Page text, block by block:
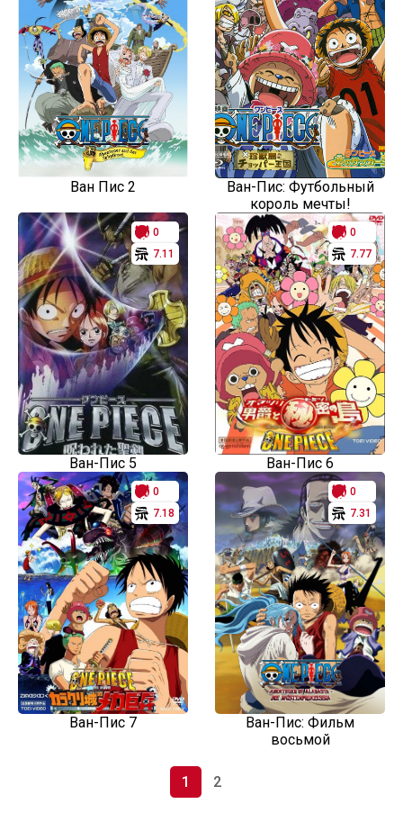
Ван Пис 2
Ван-Пис: Футбольный
король мечты!
0
7.11
Ван-Пис 5
0
7.77
Ван-Пис 6
0
7.18
Ван-Пис 7
0
7.31
Ван-Пис: Фильм
восьмой
1 2